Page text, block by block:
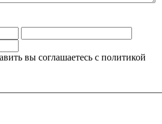
вы соглашаетесь с политикой